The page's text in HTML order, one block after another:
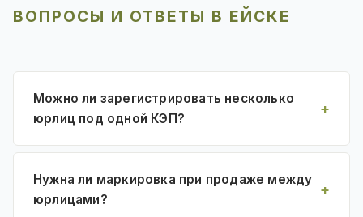
ВОПРОСЫ И ОТВЕТЫ В ЕЙСКЕ
Можно ли зарегистрировать несколько
юрлиц под одной КЭП?
Нужна ли маркировка при продаже между
юрлицами?